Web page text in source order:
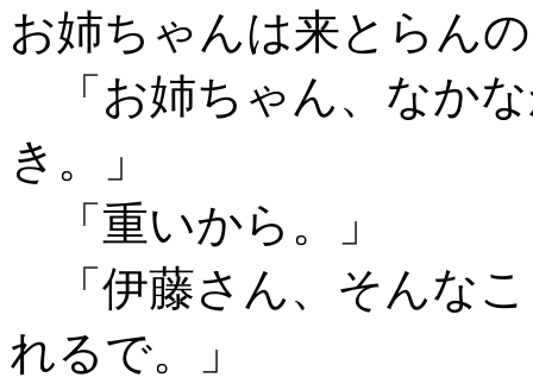
お姉ちゃんは来とらん
「お姉ちゃん、なか
き。」
「重いから。」
「伊藤さん、そんな
れるで。」